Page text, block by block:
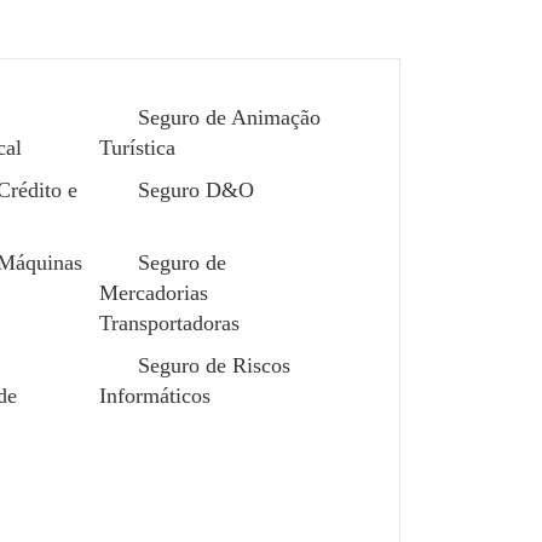
Seguro de Animação
Turística
e
Seguro D&O
Seguro de
Mercadorias
Transportadoras
Seguro de Riscos
Informáticos